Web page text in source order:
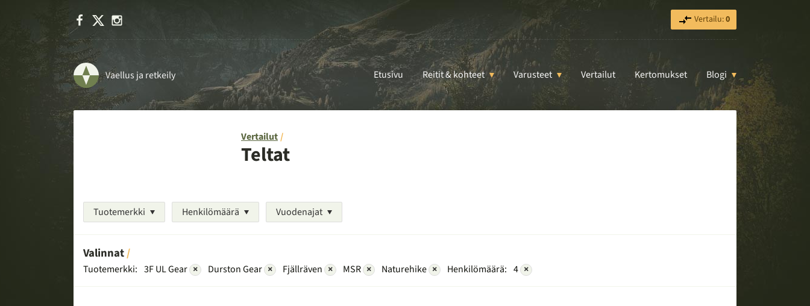
Facebook Vertailu:0
Vaellus ja retkeily Etusivu Reitit & kohteet Varusteet Vertailut Kertomukset Blogi
Vertailut
Teltat
Tuotemerkki Henkilömäärä Vuodenajat
Valinnat
Tuotemerkki: 3F UL Gear × Durston Gear × Fjällräven × MSR × Naturehike × Henkilömäärä: 4 ×